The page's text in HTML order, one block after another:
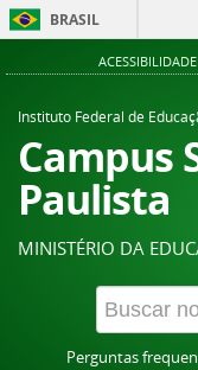
BRASIL
ACESSIBILIDADE
Instituto Federal de
Campus
Paulista
MINISTÉRIO DA
Perguntas